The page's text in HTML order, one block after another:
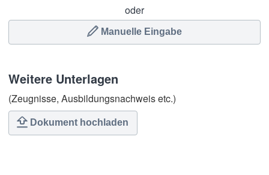
oder
Manuelle Eingabe
Weitere Unterlagen
(Zeugnisse, Ausbildungsnachweis etc.)
Dokument hochladen